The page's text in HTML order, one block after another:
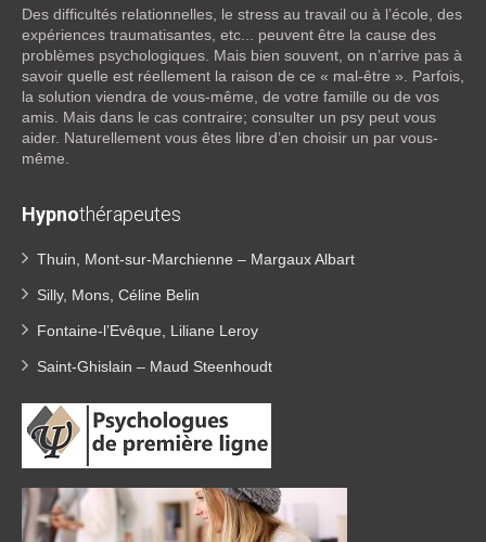
Des difficultés relationnelles, le stress au travail ou à l’école, des
expériences traumatisantes, etc... peuvent être la cause des
problèmes psychologiques. Mais bien souvent, on n’arrive pas à
savoir quelle est réellement la raison de ce « mal-être ». Parfois,
la solution viendra de vous-même, de votre famille ou de vos
amis. Mais dans le cas contraire; consulter un psy peut vous
aider. Naturellement vous êtes libre d’en choisir un par vous-
même.
Hypnothérapeutes
Thuin, Mont-sur-Marchienne – Margaux Albart
Silly, Mons, Céline Belin
Fontaine-l’Evêque, Liliane Leroy
Saint-Ghislain – Maud Steenhoudt